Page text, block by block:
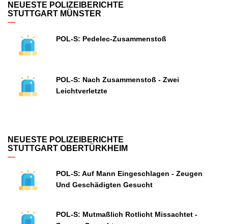
NEUESTE POLIZEIBERICHTE
STUTTGART MÜNSTER
POL-S: Pedelec-Zusammenstoß
POL-S: Nach Zusammenstoß - Zwei
Leichtverletzte
NEUESTE POLIZEIBERICHTE
STUTTGART OBERTÜRKHEIM
POL-S: Auf Mann Eingeschlagen - Zeugen
Und Geschädigten Gesucht
POL-S: Mutmaßlich Rotlicht Missachtet -